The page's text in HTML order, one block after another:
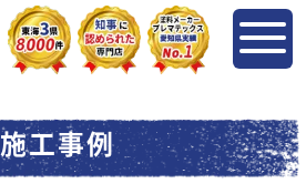
施工事例